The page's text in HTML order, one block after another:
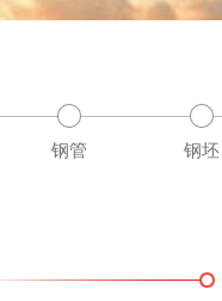
钢管 钢坯